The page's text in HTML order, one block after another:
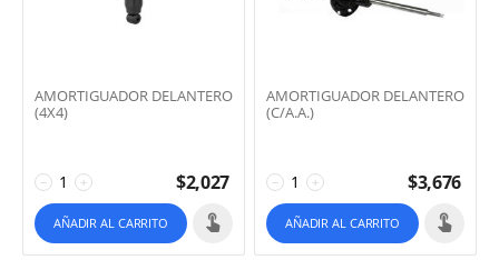
AMORTIGUADOR DELANTERO
(4X4)
+
− $2,027
AÑADIR AL CARRITO
AMORTIGUADOR DELANTERO
(C/A.A.)
+
− $3,676
AÑADIR AL CARRITO